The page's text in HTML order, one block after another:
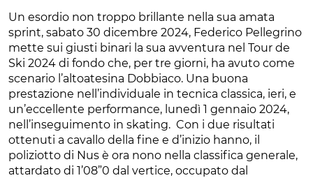
Un esordio non troppo brillante nella sua amata
sprint, sabato 30 dicembre 2024, Federico Pellegrino
mette sui giusti binari la sua avventura nel Tour de
Ski 2024 di fondo che, per tre giorni, ha avuto come
scenario l’altoatesina Dobbiaco. Una buona
prestazione nell’individuale in tecnica classica, ieri, e
un’eccellente performance, lunedì 1 gennaio 2024,
nell’inseguimento in skating. Con i due risultati
ottenuti a cavallo della fine e d’inizio hanno, il
poliziotto di Nus è ora nono nella classifica generale,
attardato di 1’08”0 dal vertice, occupato dal